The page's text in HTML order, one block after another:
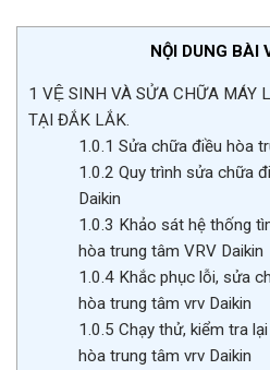
NỘI DUNG BÀI
1 VỆ SINH VÀ SỬA CHỮA MÁY
TẠI ĐẮK LẮK.
1.0.1 Sửa chữa điều hòa
1.0.2 Quy trình sửa chữa
Daikin
1.0.3 Khảo sát hệ thống
hòa trung tâm VRV Daikin
1.0.4Khắc phục lỗi, sửa
hòa trung tâm vrv Daikin
1.0.5 Chạy thử, kiểm tra
hòa trung tâm vrv Daikin